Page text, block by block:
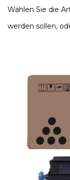
Wählen Sie die
werden sollen,